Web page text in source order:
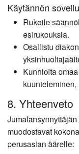
Käytännön
Rukoile
esirukouksia.
Osallistu
Kunnioita
kuunteleminen,
8. Yhteenveto
muodostavat
perusasian äärelle: